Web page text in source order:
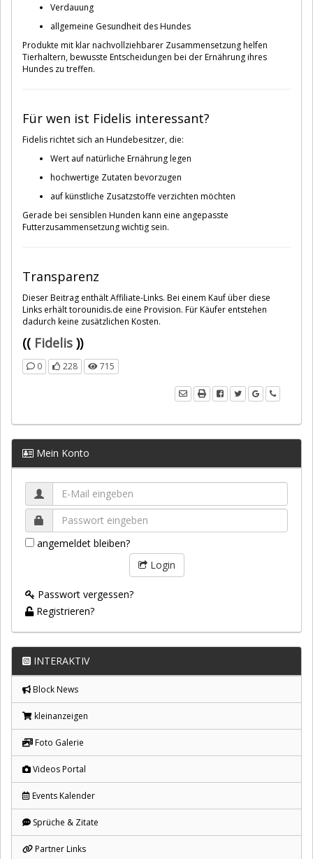
Verdauung
allgemeine Gesundheit des Hundes
Produkte mit klar nachvollziehbarer Zusammensetzung helfen
Tierhaltern, bewusste Entscheidungen bei der Ernährung ihres
Hundes zu treffen.
Für wen ist Fidelis interessant?
Fidelis richtet sich an Hundebesitzer, die:
Wert auf natürliche Ernährung legen
hochwertige Zutaten bevorzugen
auf künstliche Zusatzstoffe verzichten möchten
Gerade bei sensiblen Hunden kann eine angepasste
Futterzusammensetzung wichtig sein.
Transparenz
Dieser Beitrag enthält Affiliate-Links. Bei einem Kauf über diese
Links erhält torounidis.de eine Provision. Für Käufer entstehen
dadurch keine zusätzlichen Kosten.
(( Fidelis ))
0 228 715
Mein Konto
angemeldet bleiben?
Login
Passwort vergessen?
Registrieren?
INTERAKTIV
Block News
kleinanzeigen
Foto Galerie
Videos Portal
Events Kalender
Sprüche & Zitate
Partner Links